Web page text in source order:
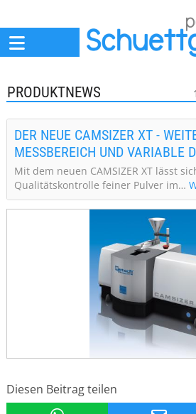
PRODUKTNEWS
DER NEUE CAMSIZER XT -
MESSBEREICH UND VARIABLE
Mit dem neuen CAMSIZER XT lässt
Qualitätskontrolle feiner Pulver im…
Diesen Beitrag teilen